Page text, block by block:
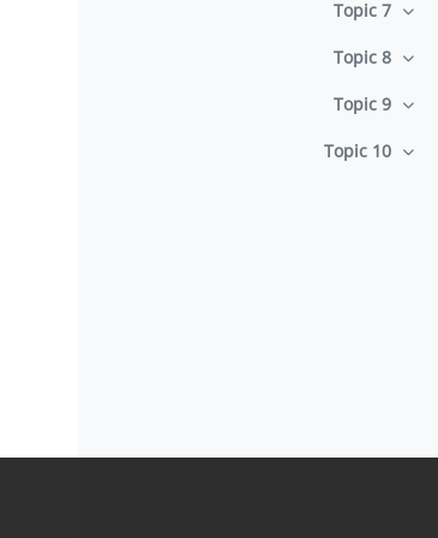
طي Topic 7
طيTopic 8
طيTopic 9
طيTopic 10